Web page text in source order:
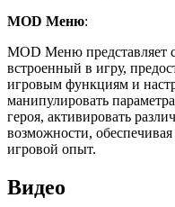
MOD Меню:
MOD Меню представляет
встроенный в игру,
игровым функциям и
манипулировать
героя, активировать
возможности,
игровой опыт.
Видео